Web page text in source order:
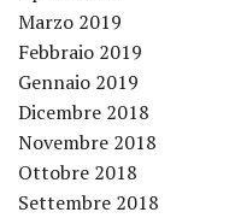
Marzo 2019
Febbraio 2019
Gennaio 2019
Dicembre 2018
Novembre 2018
Ottobre 2018
Settembre 2018